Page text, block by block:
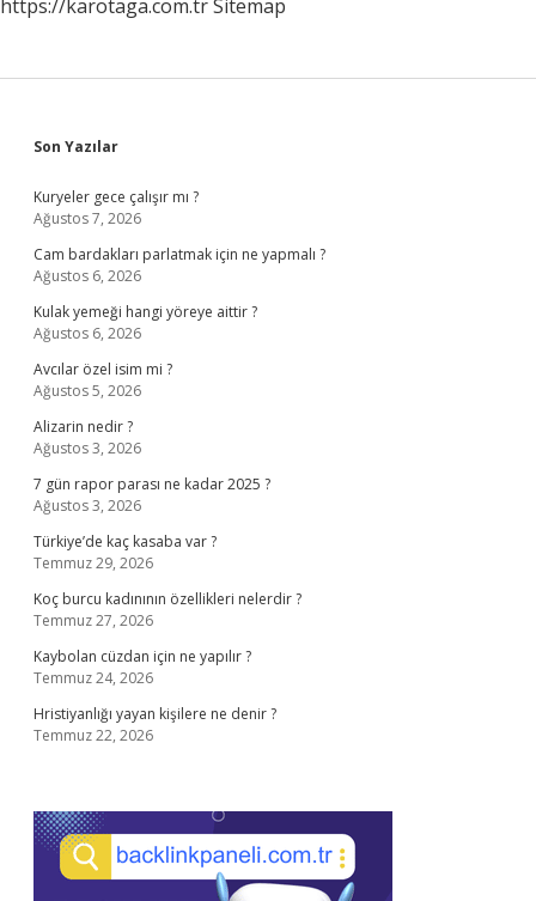
https://karotaga.com.trSitemap
Sidebar
Son Yazılar
Kuryeler gece çalışır mı ?
Ağustos 7, 2026
Cam bardakları parlatmak için ne yapmalı ?
Ağustos 6, 2026
Kulak yemeği hangi yöreye aittir ?
Ağustos 6, 2026
Avcılar özel isim mi ?
Ağustos 5, 2026
Alizarin nedir ?
Ağustos 3, 2026
7 gün rapor parası ne kadar 2025 ?
Ağustos 3, 2026
Türkiye’de kaç kasaba var ?
Temmuz 29, 2026
Koç burcu kadınının özellikleri nelerdir ?
Temmuz 27, 2026
Kaybolan cüzdan için ne yapılır ?
Temmuz 24, 2026
Hristiyanlığı yayan kişilere ne denir ?
Temmuz 22, 2026